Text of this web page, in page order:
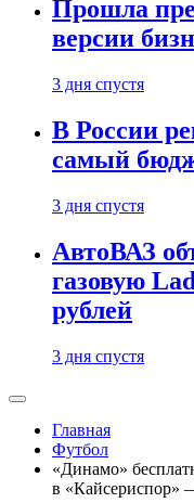
Прошла
версии
3 дня спустя
В России
самый
3 дня спустя
АвтоВАЗ
газовую
рублей
3 дня спустя
Главная
Футбол
«Динамо»
в «Кайсериспор»